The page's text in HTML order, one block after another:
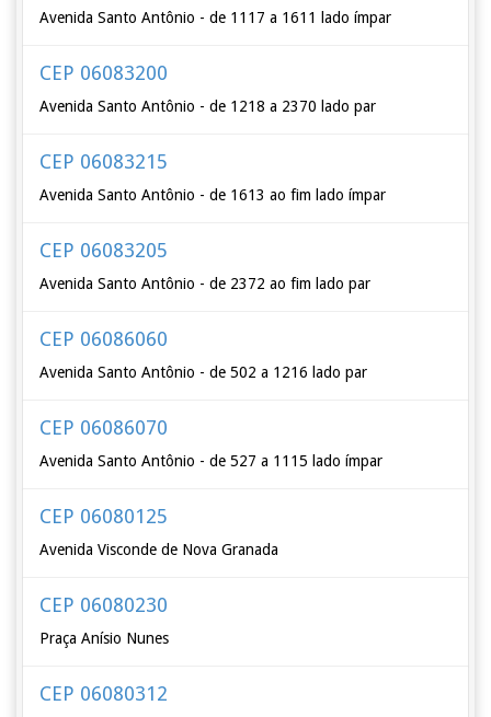
Avenida Santo Antônio - de 1117 a 1611 lado ímpar
CEP 06083200
Avenida Santo Antônio - de 1218 a 2370 lado par
CEP 06083215
Avenida Santo Antônio - de 1613 ao fim lado ímpar
CEP 06083205
Avenida Santo Antônio - de 2372 ao fim lado par
CEP 06086060
Avenida Santo Antônio - de 502 a 1216 lado par
CEP 06086070
Avenida Santo Antônio - de 527 a 1115 lado ímpar
CEP 06080125
Avenida Visconde de Nova Granada
CEP 06080230
Praça Anísio Nunes
CEP 06080312